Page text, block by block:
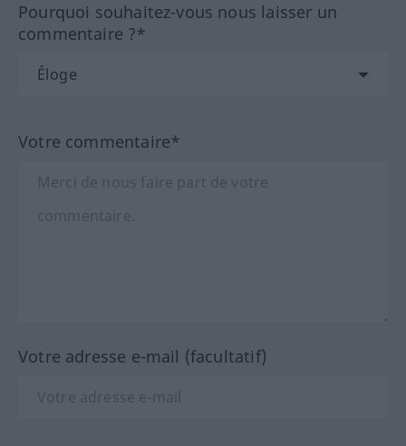
Pourquoi souhaitez-vous nous laisser un
commentaire ?*
Votre commentaire*
Votre adresse e-mail (facultatif)